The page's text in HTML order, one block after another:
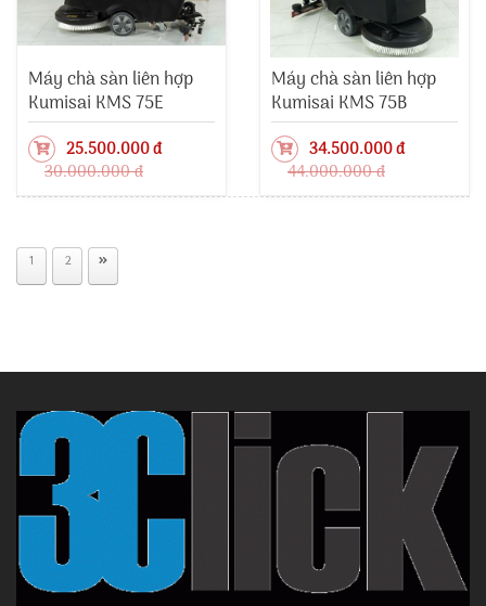
Máy chà sàn liên hợp
Kumisai KMS 75E
25.500.000 đ
30.000.000 đ
Máy chà sàn liên hợp
Kumisai KMS 75B
34.500.000 đ
44.000.000 đ
1 2